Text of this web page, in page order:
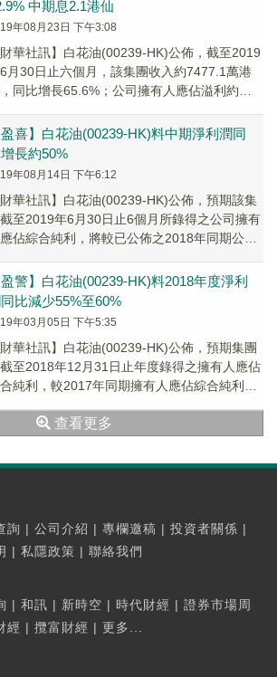
中期息2.1港仙
年08月23日 下午3:08
財華社訊】白花油(00239-HK)公佈，截至2019
月30日止六個月，該集團收入約7477.1萬港
同比增長65.6%；公司擁有人應佔溢利約
盈喜】白花油(00239-HK)料中期淨利潤同
長約50%
年08月14日 下午6:12
財華社訊】白花油(00239-HK)公佈，預期該集
至2019年6月30日止6個月所錄得之公司擁有
佔綜合純利，將較已公佈之2018年同期公司
盈警】白花油(00239-HK)料2018年度淨利
比減少55%至60%
年03月05日 下午5:35
財華社訊】白花油(00239-HK)公佈，預期集團
至2018年12月31日止年度錄得之擁有人應佔
純利，較2017年同期擁有人應佔綜合純利
查看更多
詢 | 公司介紹 | 專欄邀稿 | 投資者關係 |
| 私隱政策 | 聯絡我們
| 和訊 | 新時空 | 時代財經 | 證券市場周
經 | 攬富財經 | 更多...